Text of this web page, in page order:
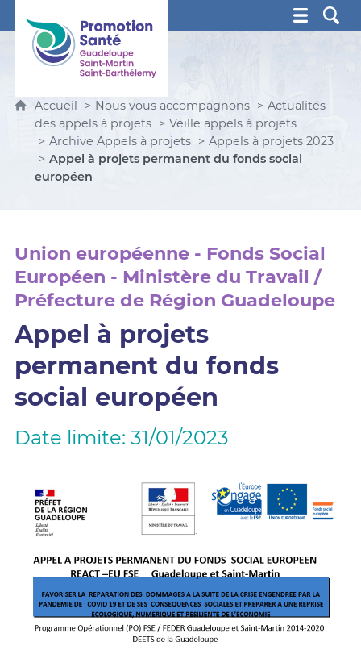
Promotion Santé Guadeloupe, Saint-Martin, Saint
Accueil Nous vous accompagnons
Actualités
des appels à projets
Veille appels à projets
Archive Appels à projets
Appels à projets 2023
Appel à projets permanent du fonds social
européen
Union européenne - Fonds Social
Européen - Ministère du Travail /
Préfecture de Région Guadeloupe
Appel à projets
permanent du fonds
social européen
Date limite: 31/01/2023